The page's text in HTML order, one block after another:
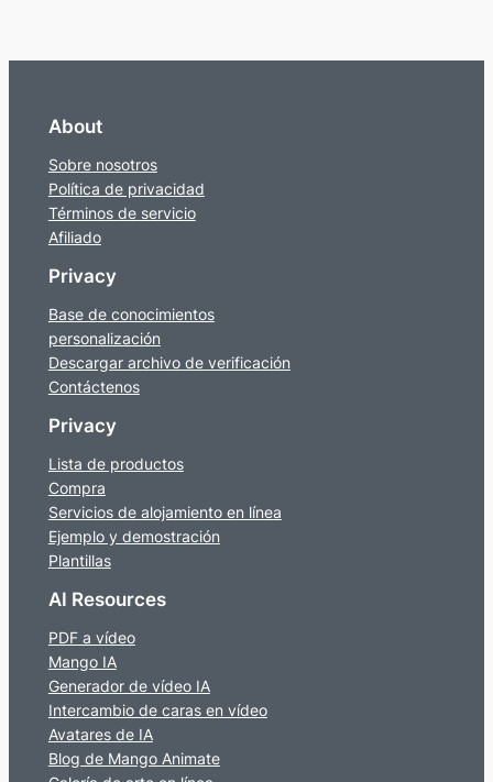
About
Sobre nosotros
Política de privacidad
Términos de servicio
Afiliado
Privacy
Base de conocimientos
personalización
Descargar archivo de verificación
Contáctenos
Privacy
Lista de productos
Compra
Servicios de alojamiento en línea
Ejemplo y demostración
Plantillas
AI Resources
PDF a vídeo
Mango IA
Generador de vídeo IA
Intercambio de caras en vídeo
Avatares de IA
Blog de Mango Animate